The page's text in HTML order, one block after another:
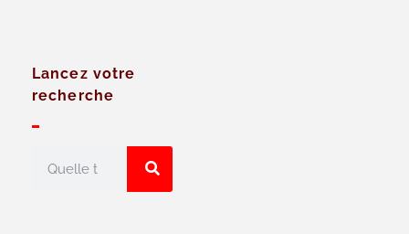
Lancez votre
recherche